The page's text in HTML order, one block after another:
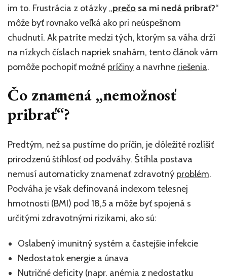
im to. Frustrácia z otázky „prečo sa mi nedá pribrať?“
môže byť rovnako veľká ako pri neúspešnom
chudnutí. Ak patríte medzi tých, ktorým sa váha drží
na nízkych číslach napriek snahám, tento článok vám
pomôže pochopiť možné príčiny a navrhne riešenia.
Čo znamená „nemožnosť
pribrať“?
Predtým, než sa pustíme do príčin, je dôležité rozlíšiť
prirodzenú štíhlosť od podváhy. Štíhla postava
nemusí automaticky znamenať zdravotný problém.
Podváha je však definovaná indexom telesnej
hmotnosti (BMI) pod 18,5 a môže byť spojená s
určitými zdravotnými rizikami, ako sú:
Oslabený imunitný systém a častejšie infekcie
Nedostatok energie a únava
Nutričné deficity (napr. anémia z nedostatku